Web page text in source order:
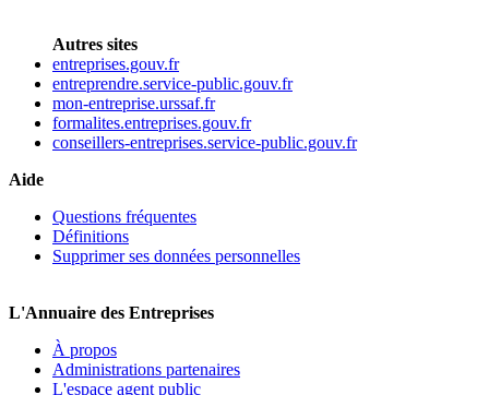
Autres sites
entreprises.gouv.fr
entreprendre.service-public.gouv.fr
mon-entreprise.urssaf.fr
formalites.entreprises.gouv.fr
conseillers-entreprises.service-public.gouv.fr
Aide
Questions fréquentes
Définitions
Supprimer ses données personnelles
L'Annuaire des Entreprises
À propos
Administrations partenaires
L'espace agent public